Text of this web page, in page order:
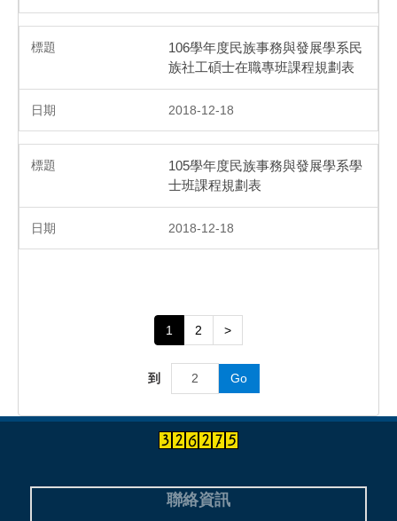
106學年度民族事務與發展學系民
族社工碩士在職專班課程規劃表
2018-12-18
105學年度民族事務與發展學系學
士班課程規劃表
2018-12-18
1 2 >
到 Go
聯絡資訊